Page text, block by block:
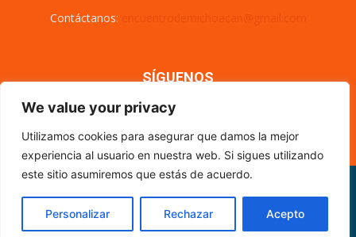
We value your privacy
Utilizamos cookies para asegurar que damos la mejor
experiencia al usuario en nuestra web. Si sigues utilizando
este sitio asumiremos que estás de acuerdo.
Personalizar Rechazar Acepto
Contáctanos:
SÍGUENOS
Nosotros
CÓDIGO DE ÉTICA PERIODÍSTICA
XML Sitemap
© Encuentro de Michoacán - 2021